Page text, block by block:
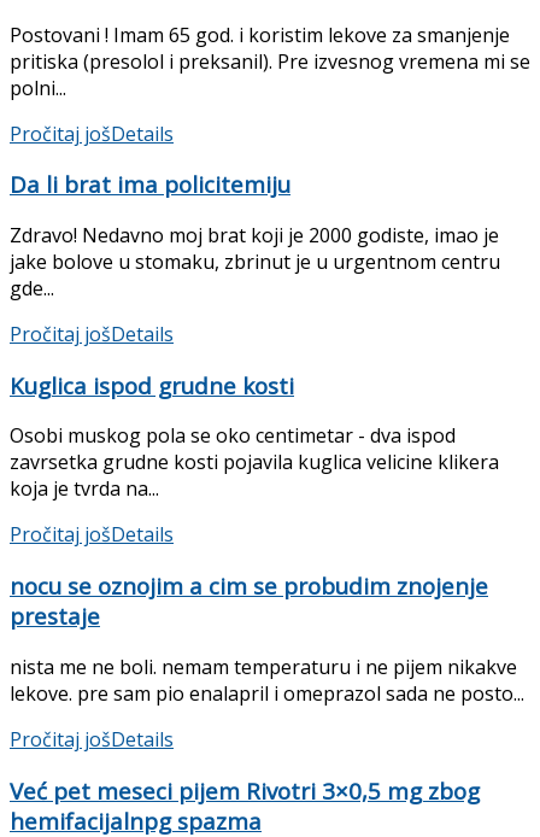
Postovani ! Imam 65 god. i koristim lekove za smanjenje
pritiska (presolol i preksanil). Pre izvesnog vremena mi se
polni...
Pročitaj jošDetails
Da li brat ima policitemiju
Zdravo! Nedavno moj brat koji je 2000 godiste, imao je
jake bolove u stomaku, zbrinut je u urgentnom centru
gde...
Pročitaj jošDetails
Kuglica ispod grudne kosti
Osobi muskog pola se oko centimetar - dva ispod
zavrsetka grudne kosti pojavila kuglica velicine klikera
koja je tvrda na...
Pročitaj jošDetails
nocu se oznojim a cim se probudim znojenje
prestaje
nista me ne boli. nemam temperaturu i ne pijem nikakve
lekove. pre sam pio enalapril i omeprazol sada ne posto...
Pročitaj jošDetails
Već pet meseci pijem Rivotri 3×0,5 mg zbog
hemifacijalnpg spazma